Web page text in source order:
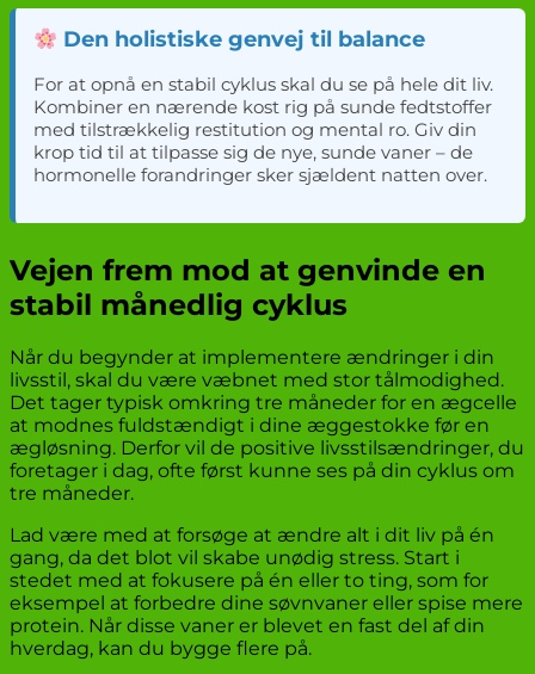
Den holistiske genvej til balance
For at opnå en stabil cyklus skal du se på hele dit liv.
Kombiner en nærende kost rig på sunde fedtstoffer
med tilstrækkelig restitution og mental ro. Giv din
krop tid til at tilpasse sig de nye, sunde vaner – de
hormonelle forandringer sker sjældent natten over.
Vejen frem mod at genvinde en
stabil månedlig cyklus
Når du begynder at implementere ændringer i din
livsstil, skal du være væbnet med stor tålmodighed.
Det tager typisk omkring tre måneder for en ægcelle
at modnes fuldstændigt i dine æggestokke før en
ægløsning. Derfor vil de positive livsstilsændringer, du
foretager i dag, ofte først kunne ses på din cyklus om
tre måneder.
Lad være med at forsøge at ændre alt i dit liv på én
gang, da det blot vil skabe unødig stress. Start i
stedet med at fokusere på én eller to ting, som for
eksempel at forbedre dine søvnvaner eller spise mere
protein. Når disse vaner er blevet en fast del af din
hverdag, kan du bygge flere på.